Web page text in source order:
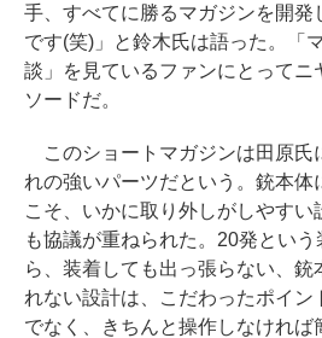
手、すべてに勝るマガジンを開
です(笑)」と鈴木氏は語った。「
談」を見ているファンにとってニ
ソードだ。
このショートマガジンは田原氏
れの強いパーツだという。銃本体
こそ、いかに取り外しがしやすい
も協議が重ねられた。20発とい
ら、装着しても出っ張らない、銃
れない設計は、こだわったポイン
でなく、きちんと操作しなければ